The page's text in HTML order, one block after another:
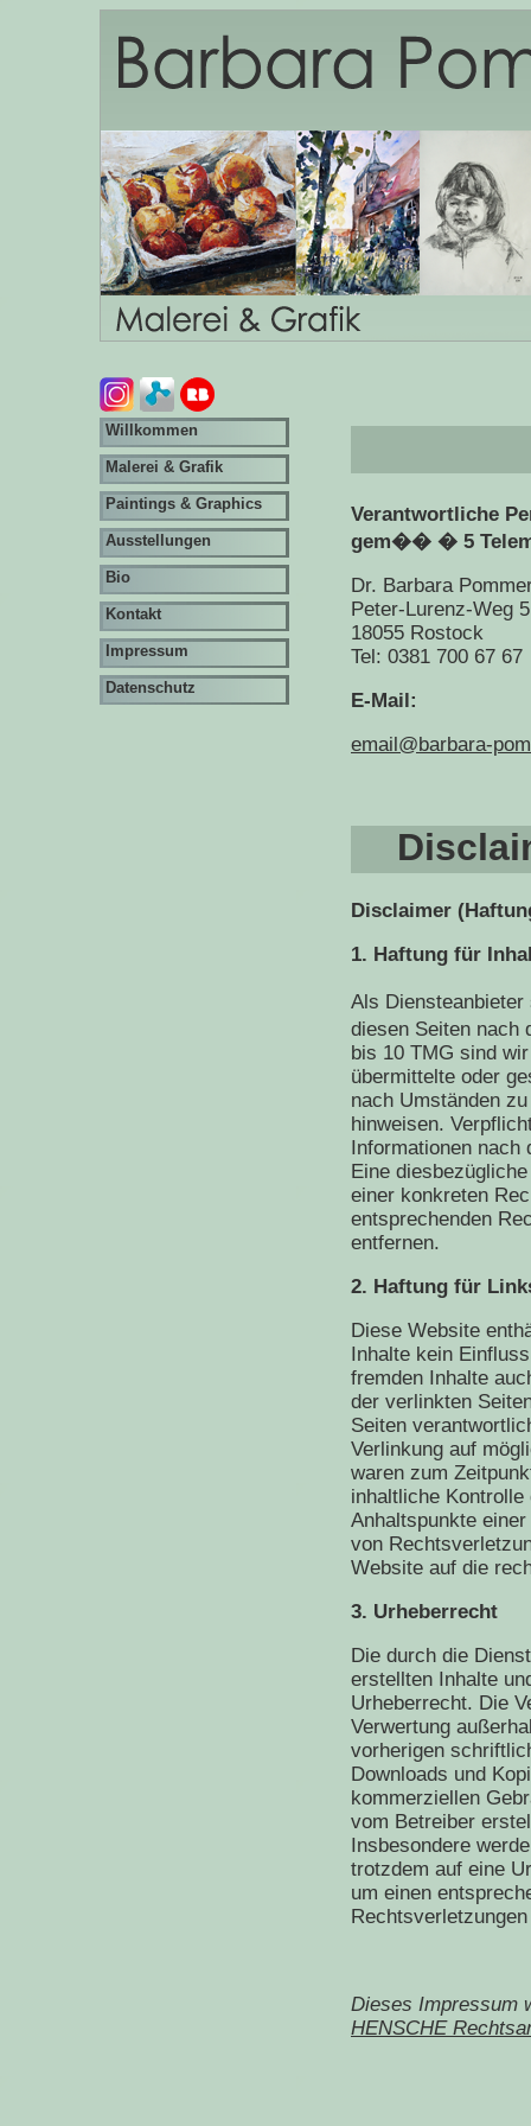
Willkommen
Malerei & Grafik
Paintings & Graphics
Ausstellungen
Bio
Kontakt
Impressum
Datenschutz
Verantwortliche
gem�� � 5
Dr. Barbara
Peter-Lurenz-Weg 5
18055 Rostock
Tel: 0381 700 67 67
E-Mail:
email@barbara-
Disclaimer
1. Haftung für
Als
diesen Seiten
bis 10 TMG sind
übermittelte oder
nach Umständen
hinweisen.
Informationen nach
Eine
einer konkreten
entsprechenden
entfernen.
2. Haftung für
Diese Website
Inhalte kein
fremden Inhalte
der verlinkten
Seiten
Verlinkung auf
waren zum
inhaltliche
Anhaltspunkte
von
Website auf die
3. Urheberrecht
Die durch die
erstellten Inhalte
Urheberrecht. Die
Verwertung
vorherigen
Downloads und
kommerziellen
vom Betreiber
Insbesondere
trotzdem auf eine
um einen
Dieses Impressum
HENSCHE